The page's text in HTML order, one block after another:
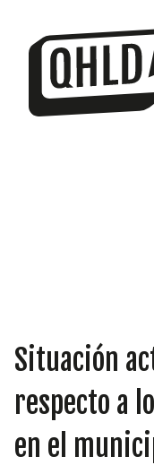
Situación
respecto a
en el